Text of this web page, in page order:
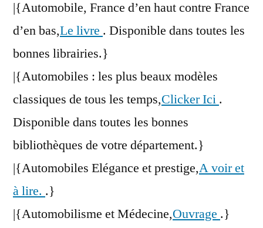
|{Automobile, France d’en haut contre France
d’en bas,Le livre . Disponible dans toutes les
bonnes librairies.}
|{Automobiles : les plus beaux modèles
classiques de tous les temps,Clicker Ici .
Disponible dans toutes les bonnes
bibliothèques de votre département.}
|{Automobiles Elégance et prestige,A voir et
à lire. .}
|{Automobilisme et Médecine,Ouvrage .}